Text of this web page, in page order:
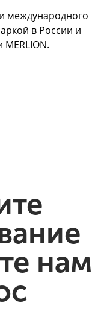
международного
в России и
нам